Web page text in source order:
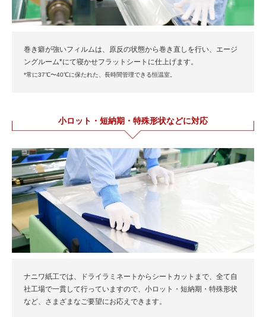
巻き癖が強いフィルムは、原反の状態から巻き直しを行い、エージ
ングルーム*にて寝かせフラットシートに仕上げます。
*常に37℃〜40℃に保たれた、長時間管理できる恒温室。
小ロット・短納期・特殊形状などに対応
ナニワ紙工では、ドライラミネートからシートカットまで、全て自
社工場で一貫して行っていますので、小ロット・短納期・特殊形状
など、さまざまなご要望にお応えできます。